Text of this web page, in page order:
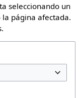
seleccionando un
página afectada.